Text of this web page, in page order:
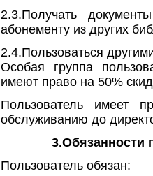
2.3.Получать
абонементу из других
2.4.Пользоваться
Особая группа
имеют право на 50%
Пользователь имеет
обслуживанию до
3.Обязанности
Пользователь обязан: